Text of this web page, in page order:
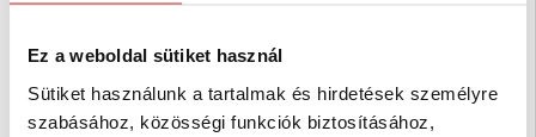
Ez a weboldal sütiket használ
Sütiket használunk a tartalmak és hirdetések személyre
szabásához, közösségi funkciók biztosításához,
EU SELECT Háromszög
hegesztett Zn 6x40mm
EU SELECT Háromszög
hegesztett Zn 5x35mm